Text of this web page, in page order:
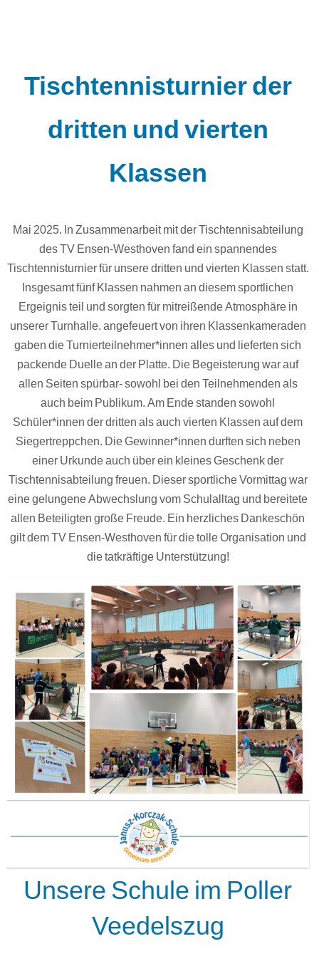
Tischtennisturnier der
dritten und vierten
Klassen
Mai 2025. In Zusammenarbeit mit der Tischtennisabteilung
des TV Ensen-Westhoven fand ein spannendes
Tischtennisturnier für unsere dritten und vierten Klassen statt.
Insgesamt fünf Klassen nahmen an diesem sportlichen
Ergeignis teil und sorgten für mitreißende Atmosphäre in
unserer Turnhalle. angefeuert von ihren Klassenkameraden
gaben die Turnierteilnehmer*innen alles und lieferten sich
packende Duelle an der Platte. Die Begeisterung war auf
allen Seiten spürbar- sowohl bei den Teilnehmenden als
auch beim Publikum. Am Ende standen sowohl
Schüler*innen der dritten als auch vierten Klassen auf dem
Siegertreppchen. Die Gewinner*innen durften sich neben
einer Urkunde auch über ein kleines Geschenk der
Tischtennisabteilung freuen. Dieser sportliche Vormittag war
eine gelungene Abwechslung vom Schulalltag und bereitete
allen Beteiligten große Freude. Ein herzliches Dankeschön
gilt dem TV Ensen-Westhoven für die tolle Organisation und
die tatkräftige Unterstützung!
Unsere Schule im Poller
Veedelszug